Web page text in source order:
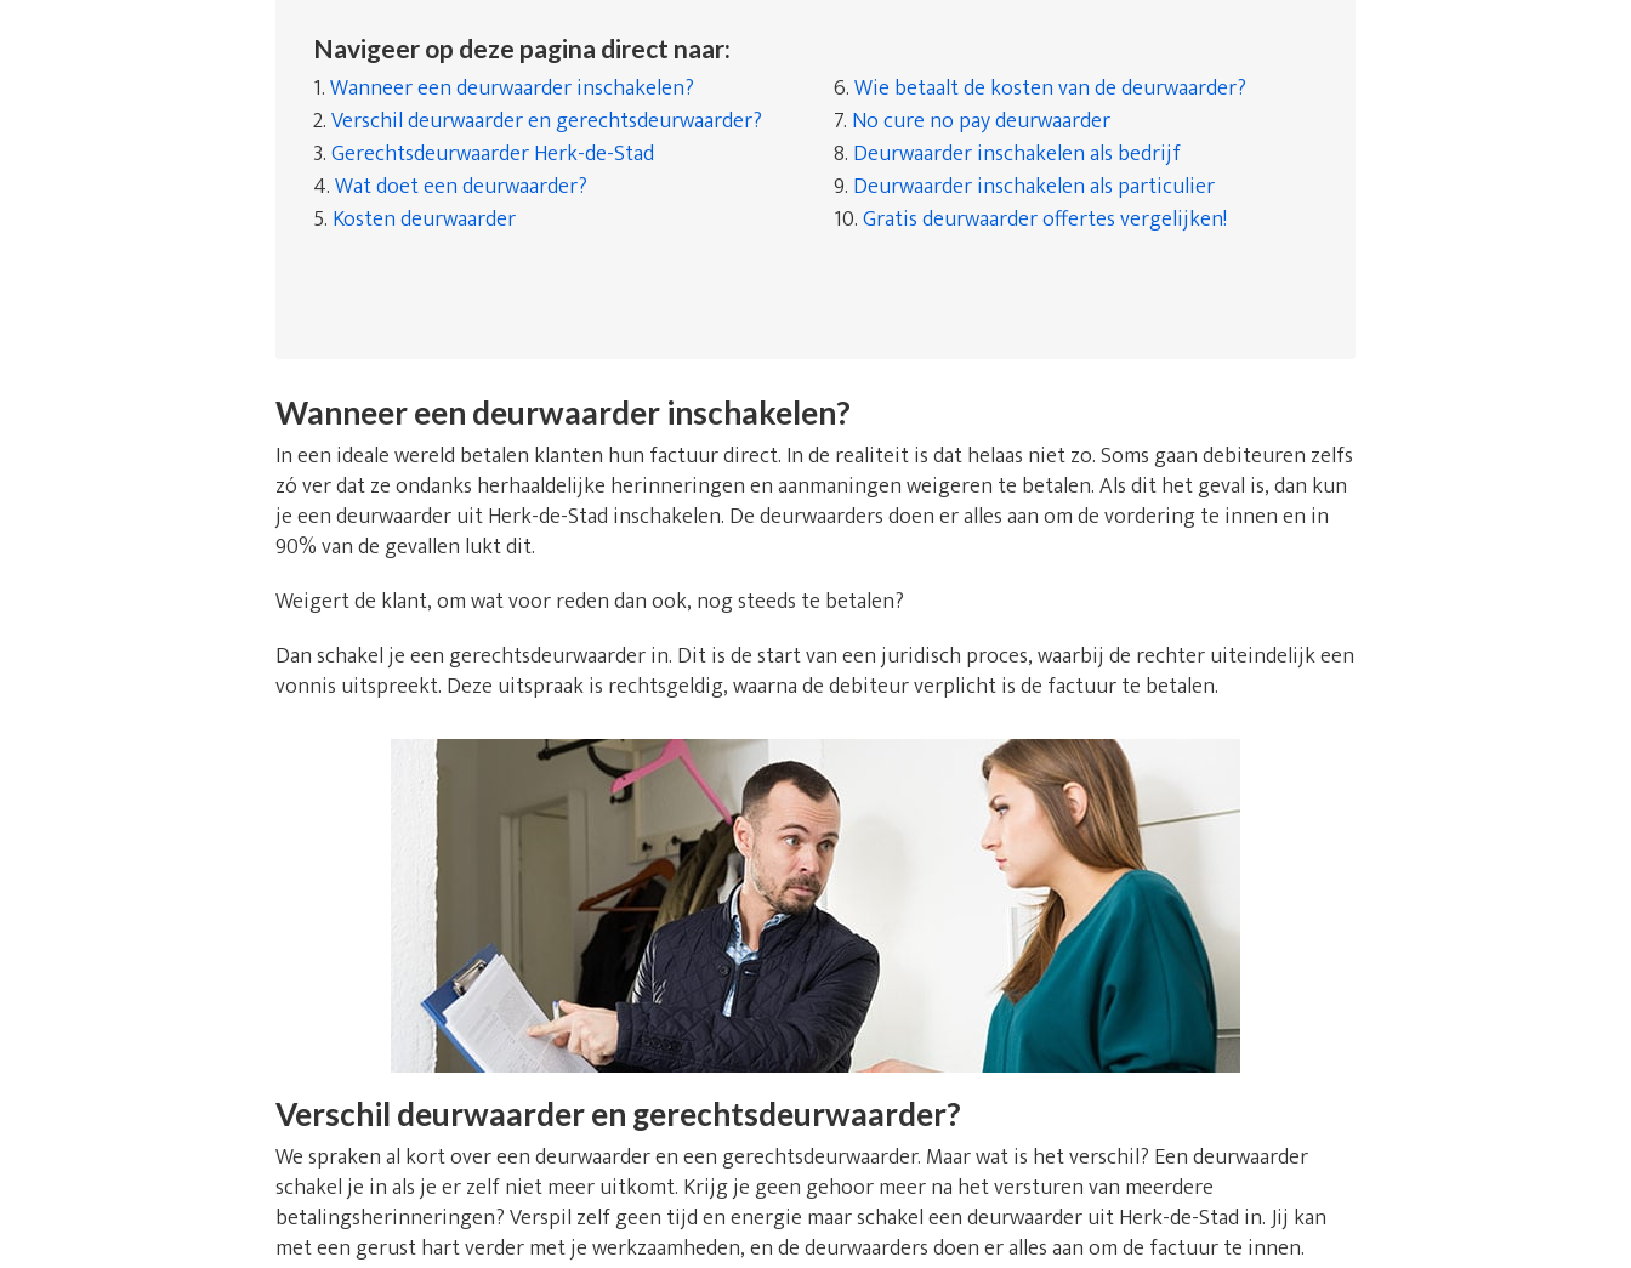
Navigeer op deze pagina direct naar:
1.Wanneer een deurwaarder inschakelen?
2.Verschil deurwaarder en gerechtsdeurwaarder?
3.Gerechtsdeurwaarder Herk-de-Stad
4.Wat doet een deurwaarder?
5. Kosten deurwaarder
6.Wie betaalt de kosten van de deurwaarder?
7. No cure no pay deurwaarder
8. Deurwaarder inschakelen als bedrijf
9. Deurwaarder inschakelen als particulier
10.Gratis deurwaarder offertes vergelijken!
Wanneer een deurwaarder inschakelen?
In een ideale wereld betalen klanten hun factuur direct. In de realiteit is dat helaas niet zo. Soms gaan debiteuren zelfs
zó ver dat ze ondanks herhaaldelijke herinneringen en aanmaningen weigeren te betalen. Als dit het geval is, dan kun
je een deurwaarder uit Herk-de-Stad inschakelen. De deurwaarders doen er alles aan om de vordering te innen en in
90% van de gevallen lukt dit.
Weigert de klant, om wat voor reden dan ook, nog steeds te betalen?
Dan schakel je een gerechtsdeurwaarder in. Dit is de start van een juridisch proces, waarbij de rechter uiteindelijk een
vonnis uitspreekt. Deze uitspraak is rechtsgeldig, waarna de debiteur verplicht is de factuur te betalen.
Verschil deurwaarder en gerechtsdeurwaarder?
We spraken al kort over een deurwaarder en een gerechtsdeurwaarder. Maar wat is het verschil? Een deurwaarder
schakel je in als je er zelf niet meer uitkomt. Krijg je geen gehoor meer na het versturen van meerdere
betalingsherinneringen? Verspil zelf geen tijd en energie maar schakel een deurwaarder uit Herk-de-Stad in. Jij kan
met een gerust hart verder met je werkzaamheden, en de deurwaarders doen er alles aan om de factuur te innen.